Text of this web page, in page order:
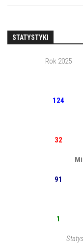
STATYSTYKI
Rok 2025
124
32
91
1